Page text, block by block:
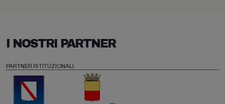
I NOSTRI PARTNER
PARTNER ISTITUZIONALI